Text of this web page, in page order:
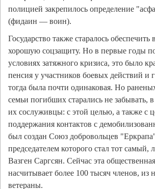
полицией закрепилось определение
(фидаин — воин).
Государство также старалось обеспечить
хорошую соцзащиту. Но в первые годы
условиях затяжного кризиса, это было
пенсия у участников боевых действий и
тогда была почти одинаковая. Но
семьи погибших старались не забывать,
их сослуживцы: с этой целью, а также с
поддержания контактов с
был создан Союз добровольцев
председателем которого стал тот самый,
Вазген Саргсян. Сейчас эта
насчитывает более 100 тысяч членов,
ветераны.